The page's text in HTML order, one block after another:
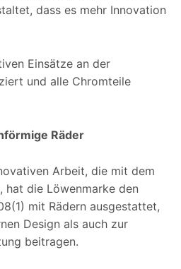
dass es mehr Innovation
Einsätze an der
und alle Chromteile
Räder
Arbeit, die mit dem
hat die Löwenmarke den
mit Rädern ausgestattet,
Design als auch zur
beitragen.